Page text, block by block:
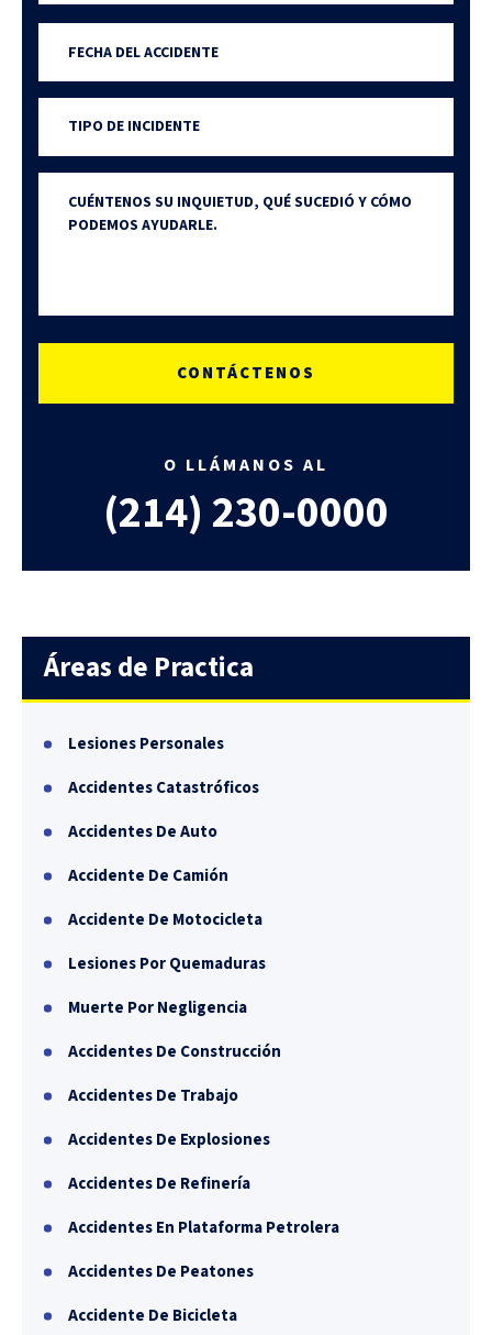
teléfono
incident
MM
slash
YYYY
incident
su
O LLÁMANOS AL
(214) 230-0000
Áreas de Practica
Lesiones Personales
Accidentes Catastróficos
Accidentes De Auto
Accidente De Camión
Accidente De Motocicleta
Lesiones Por Quemaduras
Muerte Por Negligencia
Accidentes De Construcción
Accidentes De Trabajo
Accidentes De Explosiones
Accidentes De Refinería
Accidentes En Plataforma Petrolera
Accidentes De Peatones
Accidente De Bicicleta